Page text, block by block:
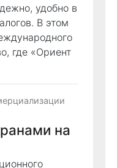
удобно в
В этом
где «Ориент
на